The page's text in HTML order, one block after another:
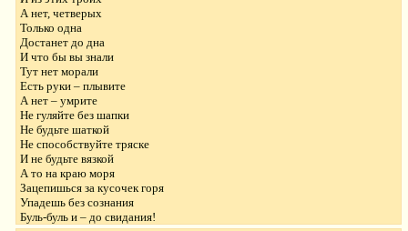
А нет, четверых
Только одна
Достанет до дна
И что бы вы знали
Тут нет морали
Есть руки – плывите
А нет – умрите
Не гуляйте без шапки
Не будьте шаткой
Не способствуйте тряске
И не будьте вязкой
А то на краю моря
Зацепишься за кусочек горя
Упадешь без сознания
Буль-буль и – до свидания!